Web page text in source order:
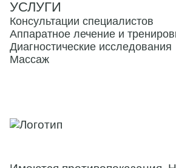
УСЛУГИ
Консультации специалистов
Аппаратное лечение и
Диагностические исследования
Массаж